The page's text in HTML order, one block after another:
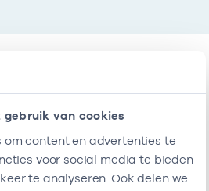
van cookies
om content en advertenties te
voor social media te bieden
te analyseren. Ook delen we
de volgende vestigingen
Zorgaanbod AGB-